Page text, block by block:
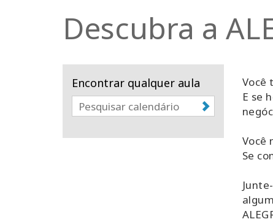
Descubra a
Encontrar qualquer aula
Você
E se
Você
Se